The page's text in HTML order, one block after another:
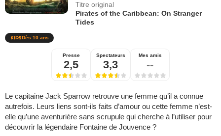
Titre original
Pirates of the Caribbean: On Stranger
Tides
Dès 10 ans
Presse
2,5
Spectateurs
3,3
Mes amis
--
Le capitaine Jack Sparrow retrouve une femme qu’il a connue
autrefois. Leurs liens sont-ils faits d’amour ou cette femme n’est-
elle qu’une aventurière sans scrupule qui cherche à l’utiliser pour
découvrir la légendaire Fontaine de Jouvence ?